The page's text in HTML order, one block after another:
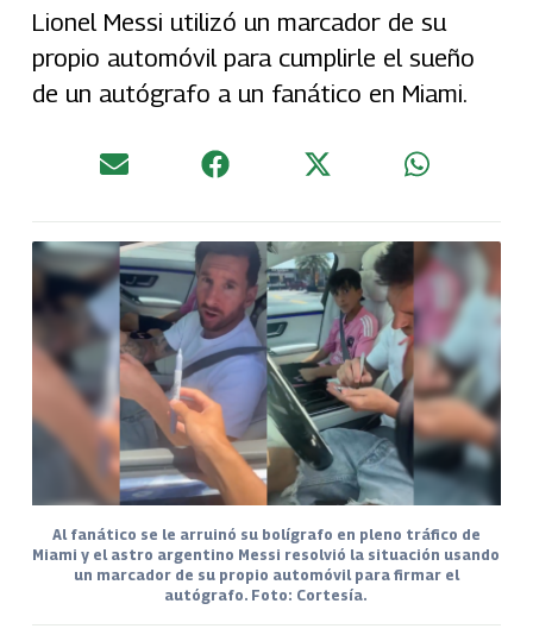
Lionel Messi utilizó un marcador de su
propio automóvil para cumplirle el sueño
de un autógrafo a un fanático en Miami.
Al fanático se le arruinó su bolígrafo en pleno tráfico de
Miami y el astro argentino Messi resolvió la situación usando
un marcador de su propio automóvil para firmar el
autógrafo. Foto: Cortesía.